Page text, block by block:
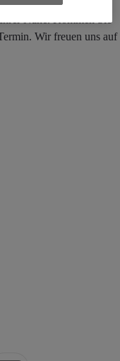
Nähe. Kommen Sie
Wir freuen uns auf